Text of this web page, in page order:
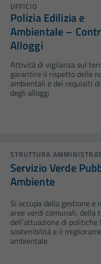
UFFICIO
Polizia Edilizia e
Ambientale –
Alloggi
Attività di vigilanza sul
garantire il rispetto delle
ambientali e dei requisiti
degli alloggi
STRUTTURA
Servizio Verde
Ambiente
Si occupa della gestione e
aree verdi comunali, della
dell’attuazione di politiche
sostenibilità e il
ambientale